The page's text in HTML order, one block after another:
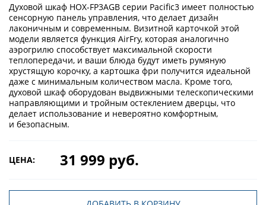
Духовой шкаф HOX-FP3AGB серии Pacific3 имеет полностью
сенсорную панель управления, что делает дизайн
лаконичным и современным. Визитной карточкой этой
модели является функция AirFry, которая аналогично
аэрогрилю способствует максимальной скорости
теплопередачи, и ваши блюда будут иметь румяную
хрустящую корочку, а картошка фри получится идеальной
даже с минимальным количеством масла. Кроме того,
духовой шкаф оборудован выдвижными телескопическими
направляющими и тройным остеклением дверцы, что
делает использование и невероятно комфортным,
и безопасным.
ЦЕНА: 31 999 руб.